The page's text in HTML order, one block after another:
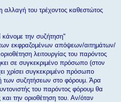
αλλαγή του τρέχοντος καθεστώτος
κάνομε την συζήτηση"
εκφραζομένων απόψεων/αιτημάτων/
λειτουργίας του παρόντος
σε συγκεκριμένο πρόσωπο (στον
χρίσει συγκεκριμένο πρόσωπο
των συζητήσεων στο φόρουμ. Άρα
του παρόντος φόρουμ θα
την οριοθέτηση του. Αν/όταν